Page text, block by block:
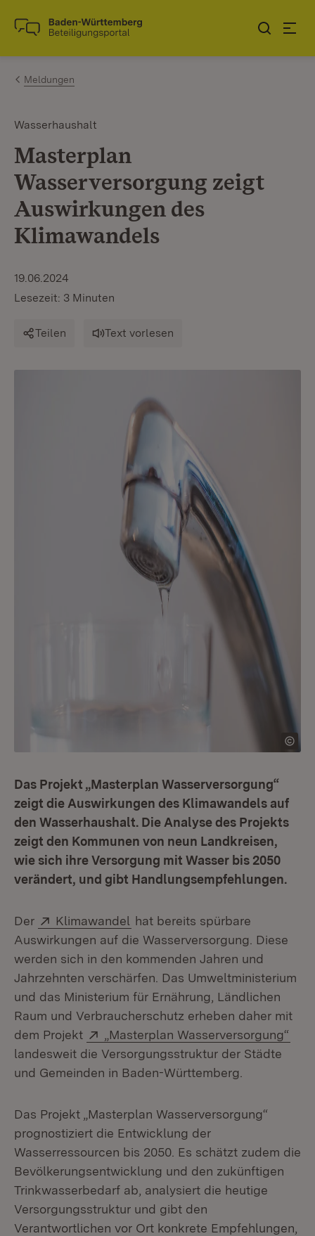
Zum Inhalt springen
Link zur Startseite
Meldungen
Wasserhaushalt
Masterplan
Wasserversorgung zeigt
Auswirkungen des
Klimawandels
19.06.2024
Lesezeit: 3 Minuten
Teilen Text vorlesen
Das Projekt „Masterplan Wasserversorgung“
zeigt die Auswirkungen des Klimawandels auf
den Wasserhaushalt. Die Analyse des Projekts
zeigt den Kommunen von neun Landkreisen,
wie sich ihre Versorgung mit Wasser bis 2050
verändert, und gibt Handlungsempfehlungen.
Der Extern:
Klimawandel (Öffnet in neuem Fenster)
hat bereits spürbare
Auswirkungen auf die Wasserversorgung. Diese
werden sich in den kommenden Jahren und
Jahrzehnten verschärfen. Das Umweltministerium
und das Ministerium für Ernährung, Ländlichen
Raum und Verbraucherschutz erheben daher mit
dem Projekt
Extern:
„Masterplan Wasserversorgung“
landesweit die Versorgungsstruktur der Städte
und Gemeinden in Baden-Württemberg.
Das Projekt „Masterplan Wasserversorgung“
prognostiziert die Entwicklung der
Wasserressourcen bis 2050. Es schätzt zudem die
Bevölkerungsentwicklung und den zukünftigen
Trinkwasserbedarf ab, analysiert die heutige
Versorgungsstruktur und gibt den
Verantwortlichen vor Ort konkrete Empfehlungen,